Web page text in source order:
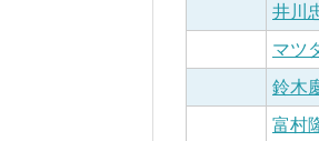
井川
マツ
鈴木
富村